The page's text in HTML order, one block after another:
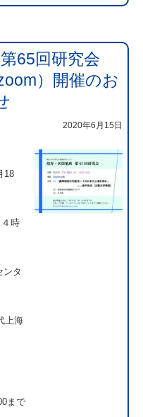
65回研究会
）開催のお
2020年6月15日
18
時
ンタ
上海
まで